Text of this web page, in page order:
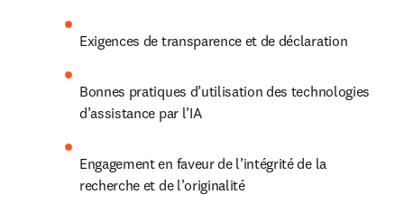
Exigences de transparence et de déclaration
Bonnes pratiques d’utilisation des technologies
d’assistance par l’IA
Engagement en faveur de l’intégrité de la
recherche et de l’originalité